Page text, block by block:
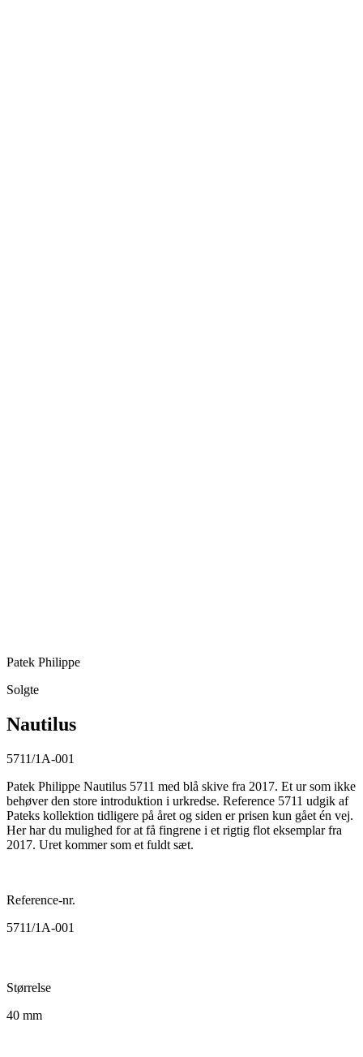
Patek Philippe
Solgte
Nautilus
5711/1A-001
Patek Philippe Nautilus 5711 med blå skive fra 2017. Et ur som ikke
behøver den store introduktion i urkredse. Reference 5711 udgik af
Pateks kollektion tidligere på året og siden er prisen kun gået én vej.
Her har du mulighed for at få fingrene i et rigtig flot eksemplar fra
2017. Uret kommer som et fuldt sæt.
Reference-nr.
5711/1A-001
Størrelse
40 mm